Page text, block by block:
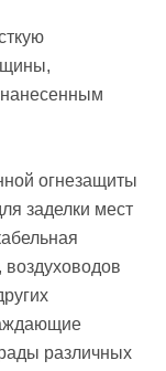
нанесенным
огнезащиты
заделки мест
воздуховодов
различных